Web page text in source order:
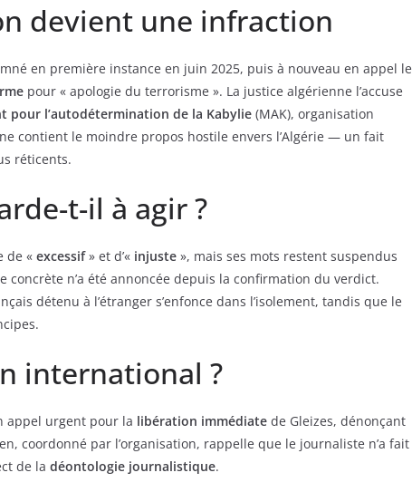
devient une infraction
en première instance en juin 2025, puis à nouveau en appel le
pour « apologie du terrorisme ». La justice algérienne l’accuse
pour l’autodétermination de la Kabylie (MAK), organisation
contient le moindre propos hostile envers l’Algérie — un fait
réticents.
t-il à agir ?
de « excessif» et d’« injuste », mais ses mots restent suspendus
n’a été annoncée depuis la confirmation du verdict.
détenu à l’étranger s’enfonce dans l’isolement, tandis que le
international ?
appel urgent pour la libération immédiate de Gleizes, dénonçant
coordonné par l’organisation, rappelle que le journaliste n’a fait
de la déontologie journalistique.